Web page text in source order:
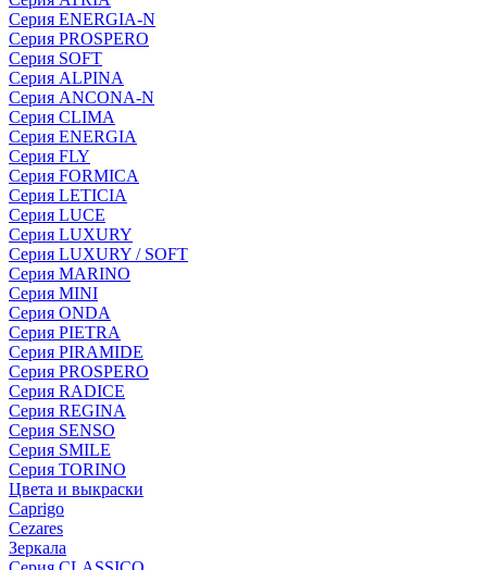
Серия ENERGIA-N
Серия PROSPERO
Серия SOFT
Серия ALPINA
Серия ANCONA-N
Серия CLIMA
Серия ENERGIA
Серия FLY
Серия FORMICA
Серия LETICIA
Серия LUCE
Серия LUXURY
Серия LUXURY / SOFT
Серия MARINO
Серия MINI
Серия ONDA
Серия PIETRA
Серия PIRAMIDE
Серия PROSPERO
Серия RADICE
Серия REGINA
Серия SENSO
Серия SMILE
Серия TORINO
Цвета и выкраски
Caprigo
Cezares
Зеркала